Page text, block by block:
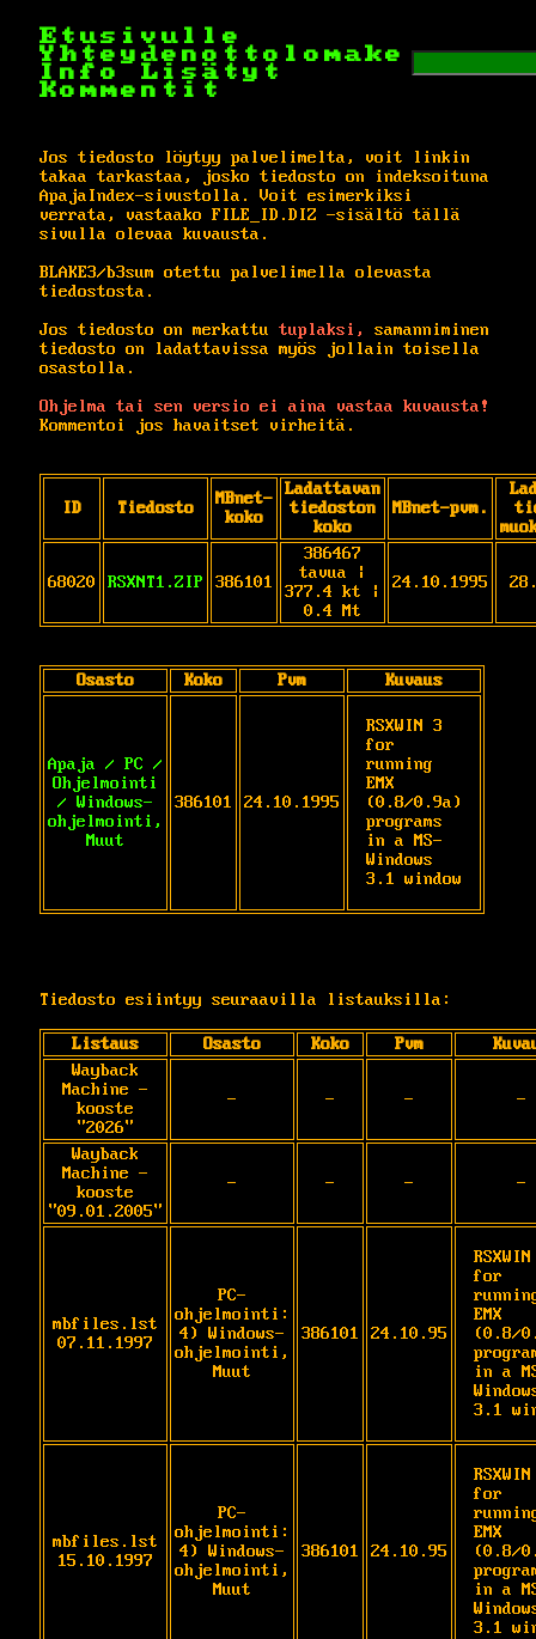
Etusivulle
Yhteydenottolomake
Info
Lisätyt
Kommentit
Jos tiedosto löytyy palvelimelta, voit linkin
takaa tarkastaa, josko tiedosto on indeksoituna
ApajaIndex-sivustolla. Voit esimerkiksi
verrata, vastaako FILE_ID.DIZ -sisältö tällä
sivulla olevaa kuvausta.
BLAKE3/b3sum otettu palvelimella olevasta
tiedostosta.
Jos tiedosto on merkattu tuplaksi,
samanniminen
tiedosto on ladattavissa myös jollain toisella
osastolla.
Ohjelma tai sen versio ei aina vastaa kuvausta!
Kommentoi jos havaitset virheitä.
ID Tiedosto
MBnet-
koko
Ladattavan
tiedoston
koko
MBnet-pvm.
68020 RSXNT1.ZIP 386101
386467
tavua |
377.4 kt |
0.4 Mt
24.10.1995
Osasto Koko Pvm Kuvaus
Apaja / PC /
Ohjelmointi
/ Windows-
ohjelmointi,
Muut
386101 24.10.1995
RSXWIN 3
for
running
EMX
(0.8/0.9a)
programs
in a MS-
Windows
3.1 window
Tiedosto esiintyy seuraavilla listauksilla:
Listaus Osasto Koko Pvm
Wayback
Machine -
kooste
"2026"
- - - -
Wayback
Machine -
kooste
"09.01.2005"
- - - -
mbfiles.lst
07.11.1997
PC-
ohjelmointi:
4) Windows-
ohjelmointi,
Muut
386101 24.10.95
for
EMX
(0.8/
in a
3.1
mbfiles.lst
15.10.1997
PC-
ohjelmointi:
4) Windows-
ohjelmointi,
Muut
386101 24.10.95
for
EMX
(0.8/
in a
3.1